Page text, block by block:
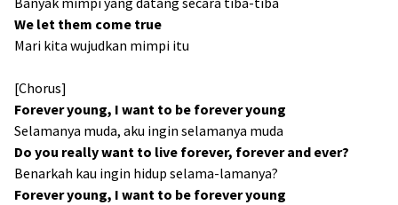
We let them come true
Mari kita wujudkan mimpi itu
[Chorus]
Forever young, I want to be forever young
Selamanya muda, aku ingin selamanya muda
Do you really want to live forever, forever and ever?
Benarkah kau ingin hidup selama-lamanya?
Forever young, I want to be forever young